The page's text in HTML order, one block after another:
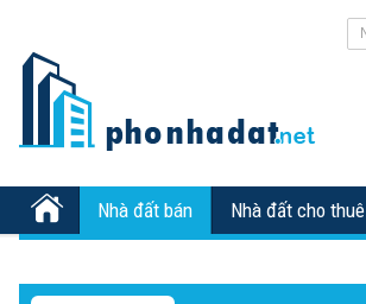
Nhà đất bán Nhà đất cho thuê